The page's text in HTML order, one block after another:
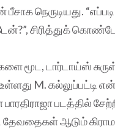
பீசாக நெருடியது.
சிரித்துக்
மூட, டார்டாய்ஸ் சுருள்
M. கல்லுப்பட்டி
பாரதிராஜா படத்தில்
தேவதைகள் ஆடும்